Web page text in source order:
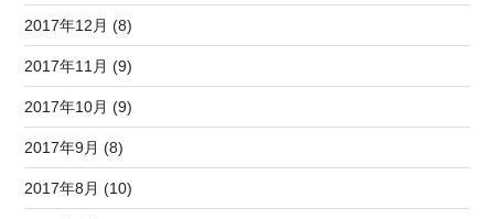
2017年12月 (8)
2017年11月 (9)
2017年10月 (9)
2017年9月 (8)
2017年8月 (10)